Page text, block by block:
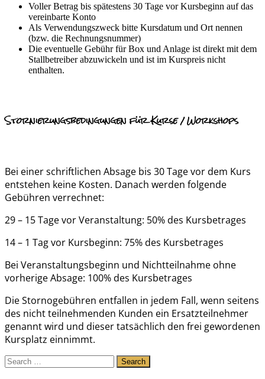
Voller Betrag bis spätestens 30 Tage vor Kursbeginn auf das
vereinbarte Konto
Als Verwendungszweck bitte Kursdatum und Ort nennen
(bzw. die Rechnungsnummer)
Die eventuelle Gebühr für Box und Anlage ist direkt mit dem
Stallbetreiber abzuwickeln und ist im Kurspreis nicht
enthalten.
Stornierungsbedingungen für Kurse / Workshops
Bei einer schriftlichen Absage bis 30 Tage vor dem Kurs
entstehen keine Kosten. Danach werden folgende
Gebühren verrechnet:
29 – 15 Tage vor Veranstaltung: 50% des Kursbetrages
14 – 1 Tag vor Kursbeginn: 75% des Kursbetrages
Bei Veranstaltungsbeginn und Nichtteilnahme ohne
vorherige Absage: 100% des Kursbetrages
Die Stornogebühren entfallen in jedem Fall, wenn seitens
des nicht teilnehmenden Kunden ein Ersatzteilnehmer
genannt wird und dieser tatsächlich den frei gewordenen
Kursplatz einnimmt.
Search
for: